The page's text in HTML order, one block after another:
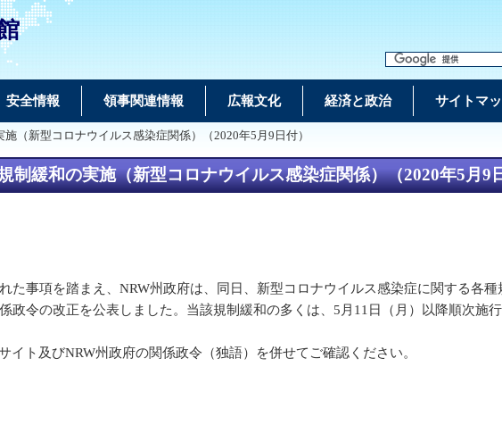
安全情報 領事関連情報 広報文化 経済と政治 サイトマ
（新型コロナウイルス感染症関係）（2020年5月9日付）
緩和の実施（新型コロナウイルス感染症関係）（2020年5月9
事項を踏まえ、NRW州政府は、同日、新型コロナウイルス感染症に関する各
政令の改正を公表しました。当該規制緩和の多くは、5月11日（月）以降順次施
ト及びNRW州政府の関係政令（独語）を併せてご確認ください。